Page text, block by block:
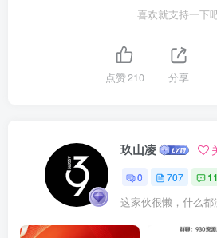
喜欢就支持一下
点赞210 分享
玖山凌
0 707 11
这家伙很懒，什么都